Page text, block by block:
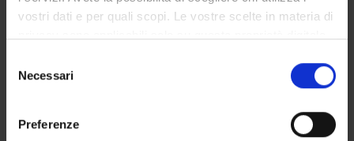
vostri dati e per quali scopi. Le vostre scelte in materia di
modificare o revocare il proprio consenso in qualsiasi
momento dalla Dichiarazione sui cookie o facendo clic
delNecessari
Preferenze
NEWS
Premi alla Didattica – A.A. 2024/2025
Lo storytelling emotivo prevale sui dati. La ricerca del
Dipartimento di Scienze economiche citata dal quotidiano